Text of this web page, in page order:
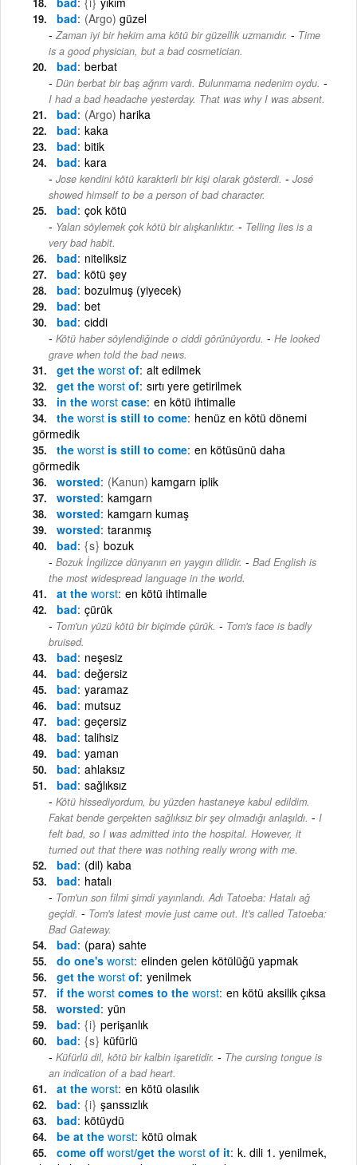
bad (Argo) güzel
Zaman iyi bir hekim ama kötü bir güzellik uzmanıdır. - Time
is a good physician, but a bad cosmetician.
bad berbat
Dün berbat bir baş ağrım vardı. Bulunmama nedenim oydu. -
I had a bad headache yesterday. That was why I was absent.
bad (Argo) harika
bad kaka
bad bitik
bad kara
Jose kendini kötü karakterli bir kişi olarak gösterdi. - José
showed himself to be a person of bad character.
bad çok kötü
Yalan söylemek çok kötü bir alışkanlıktır. - Telling lies is a
very bad habit.
bad niteliksiz
bad kötü şey
bad bozulmuş (yiyecek)
bad bet
bad ciddi
Kötü haber söylendiğinde o ciddi görünüyordu. - He looked
grave when told the bad news.
get the worst of alt edilmek
get the worst of sırtı yere getirilmek
in the worst case en kötü ihtimalle
the worst is still to come henüz en kötü dönemi
görmedik
the worst is still to come en kötüsünü daha
görmedik
worsted (Kanun) kamgarn iplik
worsted kamgarn
worsted kamgarn kumaş
worsted taranmış
bad {s} bozuk
Bozuk İngilizce dünyanın en yaygın dilidir. - Bad English is
the most widespread language in the world.
at the worst en kötü ihtimalle
bad çürük
Tom'un yüzü kötü bir biçimde çürük. - Tom's face is badly
bruised.
bad neşesiz
bad değersiz
bad yaramaz
bad mutsuz
bad geçersiz
bad talihsiz
bad yaman
bad ahlaksız
bad sağlıksız
Kötü hissediyordum, bu yüzden hastaneye kabul edildim.
Fakat bende gerçekten sağlıksız bir şey olmadığı anlaşıldı. - I
felt bad, so I was admitted into the hospital. However, it
turned out that there was nothing really wrong with me.
bad (dil) kaba
bad hatalı
Tom'un son filmi şimdi yayınlandı. Adı Tatoeba: Hatalı ağ
geçidi. - Tom's latest movie just came out. It's called Tatoeba:
Bad Gateway.
bad (para) sahte
do one's worst elinden gelen kötülüğü yapmak
get the worst of yenilmek
if the worst comes to the worst en kötü aksilik çıksa
worsted yün
bad {i} perişanlık
bad {s} küfürlü
Küfürlü dil, kötü bir kalbin işaretidir. - The cursing tongue is
an indication of a bad heart.
at the worst en kötü olasılık
bad {i} şanssızlık
bad kötüydü
be at the worst kötü olmak
come off worst/get the worst of it k. dili 1. yenilmek,